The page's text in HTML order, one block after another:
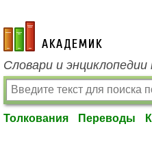
academic.ru
Словари и
Толкования Переводы